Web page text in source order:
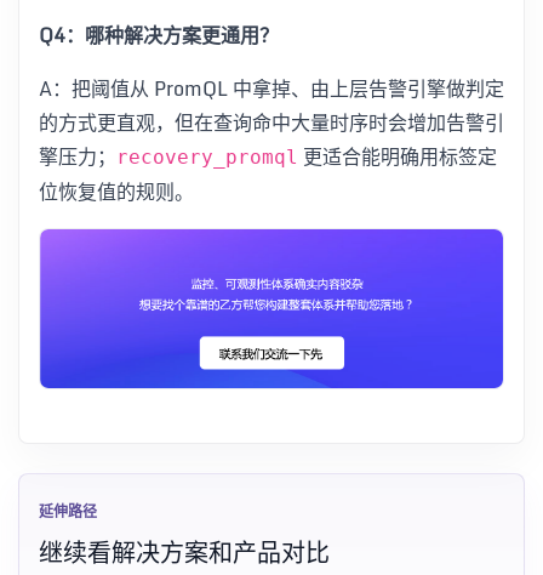
Q4：哪种解决方案更通用？
A：把阈值从 PromQL 中拿掉、由上层告警引擎做判定
的方式更直观，但在查询命中大量时序时会增加告警引
擎压力；
recovery_promql 更适合能明确用标签定
位恢复值的规则。
延伸路径
继续看解决方案和产品对比